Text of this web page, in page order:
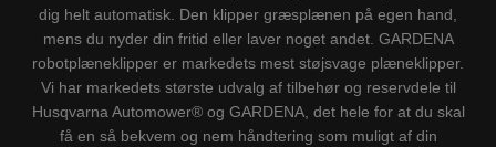
dig helt automatisk. Den klipper græsplænen på egen hand,
mens du nyder din fritid eller laver noget andet. GARDENA
robotplæneklipper er markedets mest støjsvage plæneklipper.
Vi har markedets største udvalg af tilbehør og reservdele til
Husqvarna Automower® og GARDENA, det hele for at du skal
få en så bekvem og nem håndtering som muligt af din